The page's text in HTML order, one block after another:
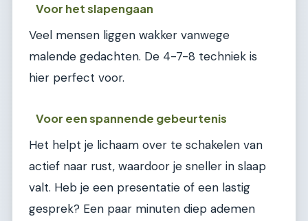
Voor het slapengaan
Veel mensen liggen wakker vanwege
malende gedachten. De 4-7-8 techniek is
hier perfect voor.
Voor een spannende gebeurtenis
Het helpt je lichaam over te schakelen van
actief naar rust, waardoor je sneller in slaap
valt. Heb je een presentatie of een lastig
gesprek? Een paar minuten diep ademen